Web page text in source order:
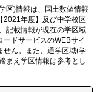
区)情報は、国土数値情報
2021年度】及び中学校区
記載情報が現在の学区域
ドサービスのWEBサイ
せん。また、通学区域(学
まえ学区情報は参考とし